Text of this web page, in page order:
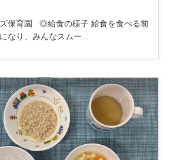
保育園 ◎給食の様子 給食を食べる前
なり、みんなスムー...